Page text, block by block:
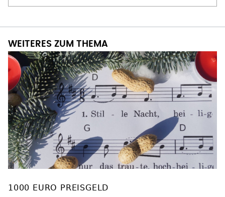
WEITERES ZUM THEMA
1000 EURO PREISGELD